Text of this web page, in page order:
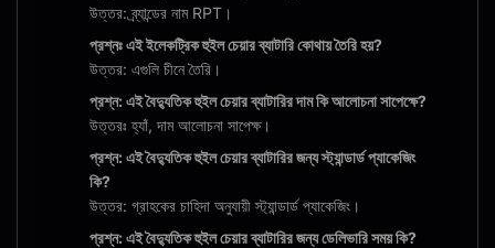
উত্তর: ব্র্যান্ডের নাম RPT।
প্রশ্নঃ এই ​​ইলেকট্রিক হুইল চেয়ার ব্যাটারি কোথায় তৈরি হয়?
উত্তর: এগুলি চীনে তৈরি।
প্রশ্ন: এই বৈদ্যুতিক হুইল চেয়ার ব্যাটারির দাম কি আলোচনা সাপেক্ষে?
উত্তরঃ হ্যাঁ, দাম আলোচনা সাপেক্ষ।
প্রশ্ন: এই বৈদ্যুতিক হুইল চেয়ার ব্যাটারির জন্য স্ট্যান্ডার্ড প্যাকেজিং
কি?
উত্তর: গ্রাহকের চাহিদা অনুযায়ী স্ট্যান্ডার্ড প্যাকেজিং।
প্রশ্ন: এই বৈদ্যুতিক হুইল চেয়ার ব্যাটারির জন্য ডেলিভারি সময় কি?